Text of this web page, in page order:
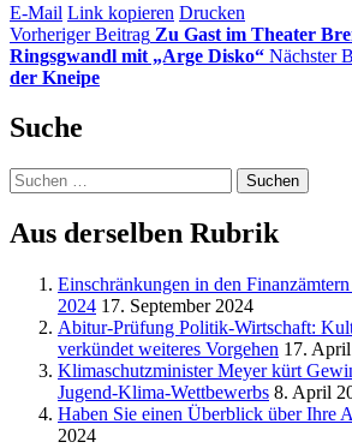
E-Mail Link kopieren Drucken
Vorheriger Beitrag Zu Gast im Theater
Ringsgwandl mit „Arge Disko“ Nächster
der Kneipe
Suche
Suchen
nach:
Aus derselben Rubrik
Einschränkungen in den
2024 17. September 2024
Abitur-Prüfung Politik-Wirtschaft:
verkündet weiteres Vorgehen 17.
Klimaschutzminister Meyer kürt
Jugend-Klima-Wettbewerbs 8. April
Haben Sie einen Überblick über Ihre
2024